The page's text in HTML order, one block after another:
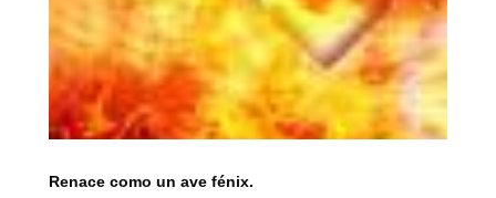
Renace como un ave fénix.